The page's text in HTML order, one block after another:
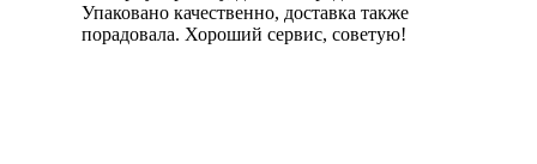
Упаковано качественно, доставка также
порадовала. Хороший сервис, советую!